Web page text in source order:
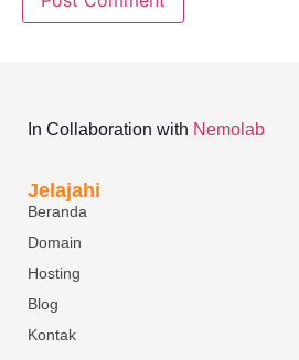
In Collaboration with Nemolab
Jelajahi
Beranda
Domain
Hosting
Blog
Kontak